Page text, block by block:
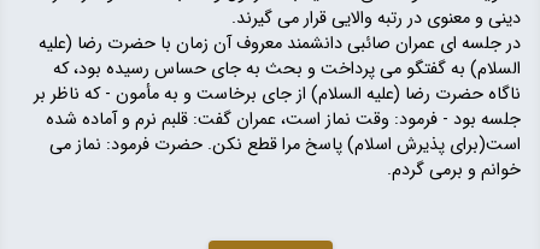
دینی و معنوی در رتبه والایی قرار می گیرند.
در جلسه ای عمران صائبی دانشمند معروف آن زمان با حضرت رضا (علیه
السلام) به گفتگو می پرداخت و بحث به جای حساس رسیده بود، که
ناگاه حضرت رضا (علیه السلام) از جای برخاست و به مأمون - که ناظر بر
جلسه بود - فرمود: وقت نماز است، عمران گفت: قلبم نرم و آماده شده
است(برای پذیرش اسلام) پاسخ مرا قطع نکن. حضرت فرمود: نماز می
خوانم و برمی گردم.